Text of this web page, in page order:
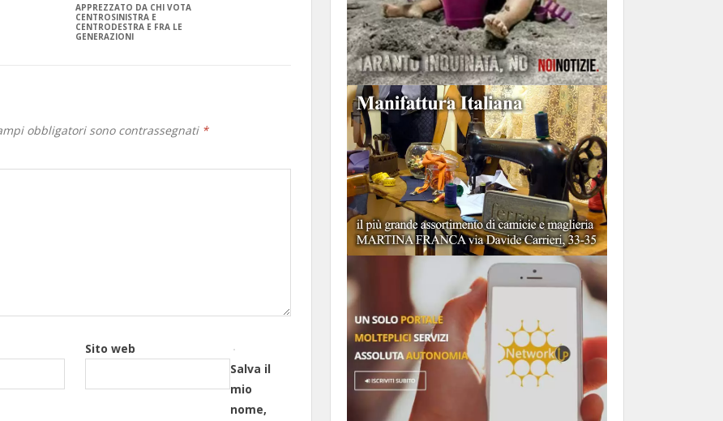
APPREZZATO DA CHI VOTA
CENTROSINISTRA E
CENTRODESTRA E FRA LE
GENERAZIONI
obbligatori sono contrassegnati *
Sito web
Salva il
mio
nome,